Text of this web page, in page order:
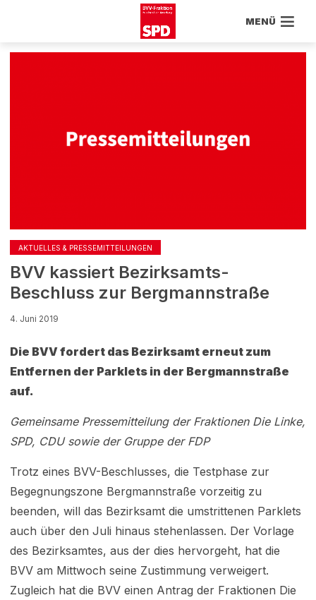
MENÜ
AKTUELLES & PRESSEMITTEILUNGEN
BVV kassiert Bezirksamts-
Beschluss zur Bergmannstraße
4. Juni 2019
Die BVV fordert das Bezirksamt erneut zum
Entfernen der Parklets in der Bergmannstraße
auf.
Gemeinsame Pressemitteilung der Fraktionen Die Linke,
SPD, CDU sowie der Gruppe der FDP
Trotz eines BVV-Beschlusses, die Testphase zur
Begegnungszone Bergmannstraße vorzeitig zu
beenden, will das Bezirksamt die umstrittenen Parklets
auch über den Juli hinaus stehenlassen. Der Vorlage
des Bezirksamtes, aus der dies hervorgeht, hat die
BVV am Mittwoch seine Zustimmung verweigert.
Zugleich hat die BVV einen Antrag der Fraktionen Die